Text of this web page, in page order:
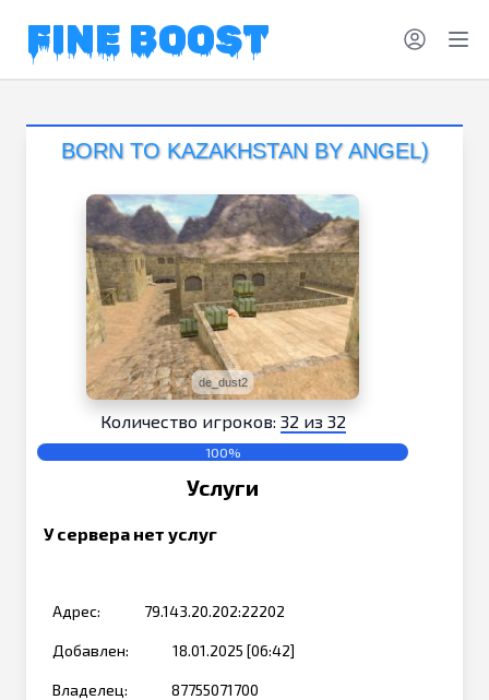
FINE BOOST
BORN TO KAZAKHSTAN BY ANGEL)
de_dust2
Количество игроков: 32 из 32
100%
Услуги
У сервера нет услуг
Адрес: 79.143.20.202:22202
Добавлен: 18.01.2025 [06:42]
Владелец:
87755071700